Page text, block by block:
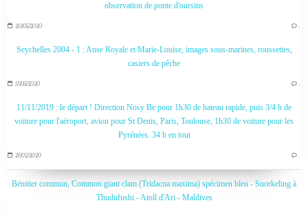
observation de ponte d'oursins
20/05/2020 …
Seychelles 2004 - 1 : Anse Royale et Marie-Louise, images sous-marines, roussettes,
casiers de pêche
17/05/2020 …
11/11/2019 : le départ ! Direction Nosy Be pour 1h30 de bateau rapide, puis 3/4 h de
voiture pour l'aéroport, avion pour St Denis, Paris, Toulouse, 1h30 de voiture pour les
Pyrénées. 34 h en tout
27/02/2020 …
Bénitier commun, Common giant clam (Tridacna maxima) spécimen bleu - Snorkeling à
Thudufushi - Atoll d'Ari - Maldives